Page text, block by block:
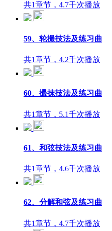
共1章节，4.7千次播放
59、轮撮技法及练习曲
共1章节，4.2千次播放
60、撮抹技法及练习曲
共1章节，5.1千次播放
61、和弦技法及练习曲
共1章节，4.6千次播放
62、分解和弦及练习曲
共1章节，4.7千次播放